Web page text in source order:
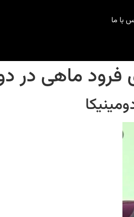
با ما
ماهی در